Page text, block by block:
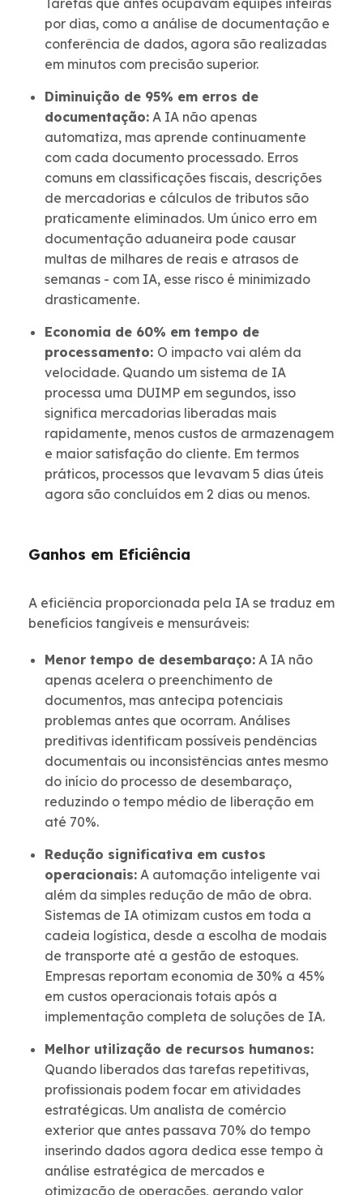
Tarefas que antes ocupavam equipes inteiras
por dias, como a análise de documentação e
conferência de dados, agora são realizadas
em minutos com precisão superior.
Diminuição de 95% em erros de
documentação: A IA não apenas
automatiza, mas aprende continuamente
com cada documento processado. Erros
comuns em classificações fiscais, descrições
de mercadorias e cálculos de tributos são
praticamente eliminados. Um único erro em
documentação aduaneira pode causar
multas de milhares de reais e atrasos de
semanas - com IA, esse risco é minimizado
drasticamente.
Economia de 60% em tempo de
processamento: O impacto vai além da
velocidade. Quando um sistema de IA
processa uma DUIMP em segundos, isso
significa mercadorias liberadas mais
rapidamente, menos custos de armazenagem
e maior satisfação do cliente. Em termos
práticos, processos que levavam 5 dias úteis
agora são concluídos em 2 dias ou menos.
Ganhos em Eficiência
A eficiência proporcionada pela IA se traduz em
benefícios tangíveis e mensuráveis:
Menor tempo de desembaraço: A IA não
apenas acelera o preenchimento de
documentos, mas antecipa potenciais
problemas antes que ocorram. Análises
preditivas identificam possíveis pendências
documentais ou inconsistências antes mesmo
do início do processo de desembaraço,
reduzindo o tempo médio de liberação em
até 70%.
Redução significativa em custos
operacionais: A automação inteligente vai
além da simples redução de mão de obra.
Sistemas de IA otimizam custos em toda a
cadeia logística, desde a escolha de modais
de transporte até a gestão de estoques.
Empresas reportam economia de 30% a 45%
em custos operacionais totais após a
implementação completa de soluções de IA.
Melhor utilização de recursos humanos:
Quando liberados das tarefas repetitivas,
profissionais podem focar em atividades
estratégicas. Um analista de comércio
exterior que antes passava 70% do tempo
inserindo dados agora dedica esse tempo à
análise estratégica de mercados e
otimização de operações, gerando valor